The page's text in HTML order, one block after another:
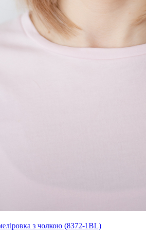
з чолкою (8372-1BL)